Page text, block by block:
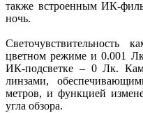
также встроенным ИК-
ночь.
Светочувствительность
цветном режиме и 0.001
ИК-подсветке – 0 Лк.
линзами,
метров, и функцией
угла обзора.